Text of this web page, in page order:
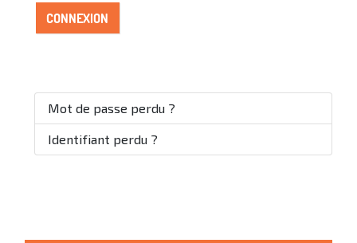
CONNEXION
Mot de passe perdu ?
Identifiant perdu ?